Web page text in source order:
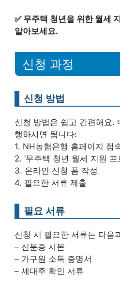
✅ 무주택 청년을 위한 월세
알아보세요.
신청 과정
신청 방법
신청 방법은 쉽고 간편해요.
행하시면 됩니다:
1. NH농협은행 홈페이지 접
2. ‘무주택 청년 월세 지원 프
3. 온라인 신청 폼 작성
4. 필요한 서류 제출
필요 서류
신청 시 필요한 서류는 다음
– 신분증 사본
– 가구원 소득 증명서
– 세대주 확인 서류